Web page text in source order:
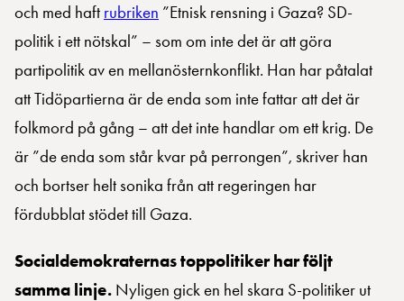
och med haft rubriken ”Etnisk rensning i Gaza? SD-
politik i ett nötskal” – som om inte det är att göra
partipolitik av en mellanösternkonflikt. Han har påtalat
att Tidöpartierna är de enda som inte fattar att det är
folkmord på gång – att det inte handlar om ett krig. De
är ”de enda som står kvar på perrongen”, skriver han
och bortser helt sonika från att regeringen har
fördubblat stödet till Gaza.
Socialdemokraternas toppolitiker har följt
samma linje. Nyligen gick en hel skara S-politiker ut